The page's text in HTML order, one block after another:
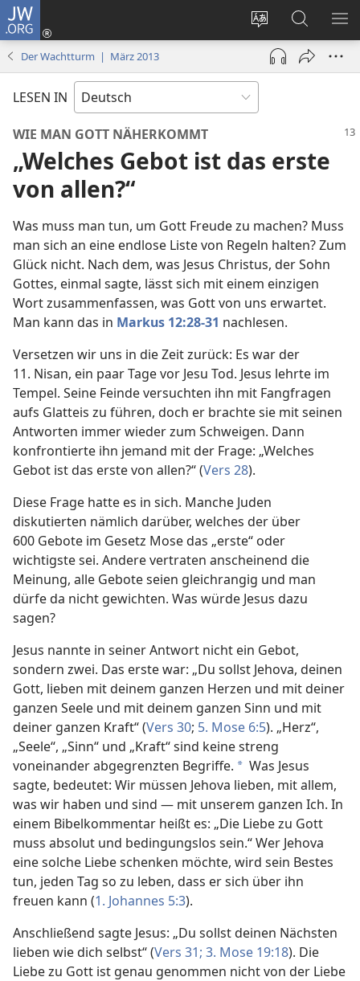
JW.ORG
Websitesprache
ändern
Anmelden
(öffnet
neues
Fenster)
Suche
Der Wachtturm | März 2013
LESEN IN
WIE MAN GOTT NÄHERKOMMT
„Welches Gebot ist das erste
von allen?“
Was muss man tun, um Gott Freude zu machen? Muss
man sich an eine endlose Liste von Regeln halten? Zum
Glück nicht. Nach dem, was Jesus Christus, der Sohn
Gottes, einmal sagte, lässt sich mit einem einzigen
Wort zusammenfassen, was Gott von uns erwartet.
Man kann das in Markus 12:28-31 nachlesen.
Versetzen wir uns in die Zeit zurück: Es war der
11. Nisan, ein paar Tage vor Jesu Tod. Jesus lehrte im
Tempel. Seine Feinde versuchten ihn mit Fangfragen
aufs Glatteis zu führen, doch er brachte sie mit seinen
Antworten immer wieder zum Schweigen. Dann
konfrontierte ihn jemand mit der Frage: „Welches
Gebot ist das erste von allen?“ (Vers 28).
Diese Frage hatte es in sich. Manche Juden
diskutierten nämlich darüber, welches der über
600 Gebote im Gesetz Mose das „erste“ oder
wichtigste sei. Andere vertraten anscheinend die
Meinung, alle Gebote seien gleichrangig und man
dürfe da nicht gewichten. Was würde Jesus dazu
sagen?
Jesus nannte in seiner Antwort nicht ein Gebot,
sondern zwei. Das erste war: „Du sollst Jehova, deinen
Gott, lieben mit deinem ganzen Herzen und mit deiner
ganzen Seele und mit deinem ganzen Sinn und mit
deiner ganzen Kraft“ (Vers 30; 5. Mose 6:5). „Herz“,
„Seele“, „Sinn“ und „Kraft“ sind keine streng
voneinander abgegrenzten Begriffe. * Was Jesus
sagte, bedeutet: Wir müssen Jehova lieben, mit allem,
was wir haben und sind — mit unserem ganzen Ich. In
einem Bibelkommentar heißt es: „Die Liebe zu Gott
muss absolut und bedingungslos sein.“ Wer Jehova
eine solche Liebe schenken möchte, wird sein Bestes
tun, jeden Tag so zu leben, dass er sich über ihn
freuen kann (1. Johannes 5:3).
Anschließend sagte Jesus: „Du sollst deinen Nächsten
lieben wie dich selbst“ (Vers 31; 3. Mose 19:18). Die
Liebe zu Gott ist genau genommen nicht von der Liebe